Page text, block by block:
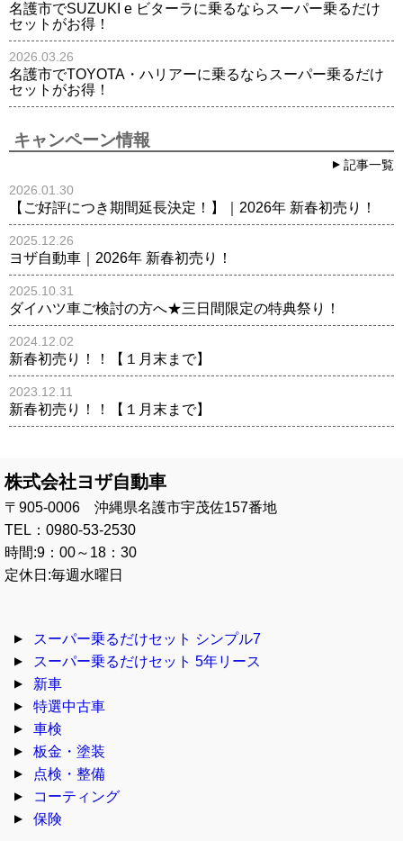
名護市でSUZUKI e ビターラに乗るならスーパー乗るだけ
セットがお得！
2026.03.26
名護市でTOYOTA・ハリアーに乗るならスーパー乗るだけ
セットがお得！
キャンペーン情報
記事一覧
2026.01.30
【ご好評につき期間延長決定！】｜2026年 新春初売り！
2025.12.26
ヨザ自動車｜2026年 新春初売り！
2025.10.31
ダイハツ車ご検討の方へ★三日間限定の特典祭り！
2024.12.02
新春初売り！！【１月末まで】
2023.12.11
新春初売り！！【１月末まで】
株式会社ヨザ自動車
〒905-0006 沖縄県名護市宇茂佐157番地
TEL：0980-53-2530
時間:9：00～18：30
定休日:毎週水曜日
スーパー乗るだけセット シンプル7
スーパー乗るだけセット 5年リース
新車
特選中古車
車検
板金・塗装
点検・整備
コーティング
保険